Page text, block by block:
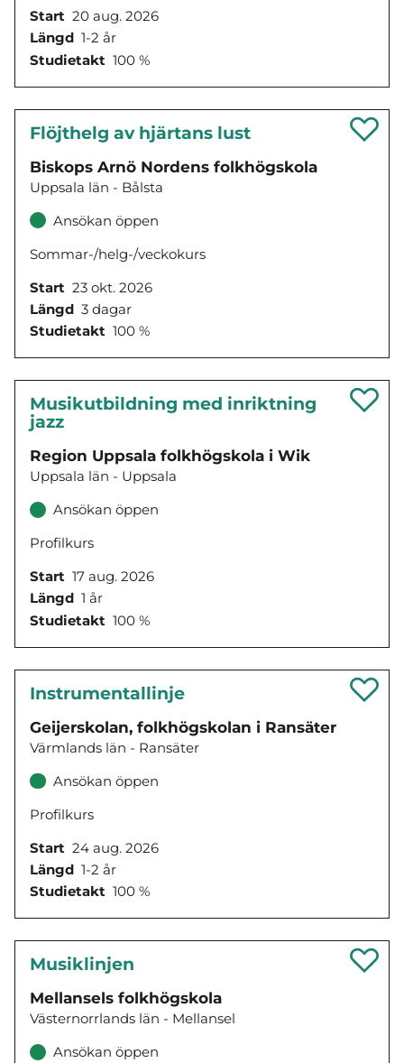
Start 20 aug. 2026
Längd 1-2 år
Studietakt 100 %
Flöjthelg av hjärtans lust
Biskops Arnö Nordens folkhögskola
Uppsala län - Bålsta
Ansökan öppen
Sommar-/helg-/veckokurs
Start 23 okt. 2026
Längd 3 dagar
Studietakt 100 %
Musikutbildning med inriktning
jazz
Region Uppsala folkhögskola i Wik
Uppsala län - Uppsala
Ansökan öppen
Profilkurs
Start 17 aug. 2026
Längd 1 år
Studietakt 100 %
Instrumentallinje
Geijerskolan, folkhögskolan i Ransäter
Värmlands län - Ransäter
Ansökan öppen
Profilkurs
Start 24 aug. 2026
Längd 1-2 år
Studietakt 100 %
Musiklinjen
Mellansels folkhögskola
Västernorrlands län - Mellansel
Ansökan öppen